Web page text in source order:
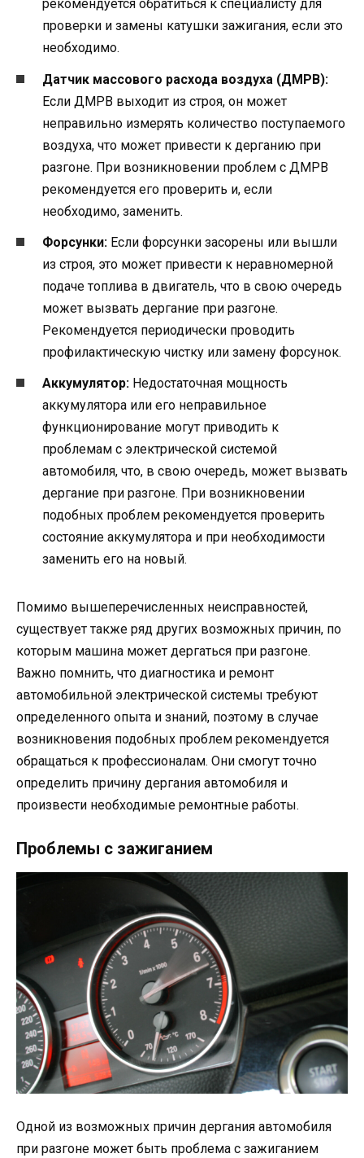
рекомендуется обратиться к специалисту для
проверки и замены катушки зажигания, если это
необходимо.
Датчик массового расхода воздуха (ДМРВ):
Если ДМРВ выходит из строя, он может
неправильно измерять количество поступаемого
воздуха, что может привести к дерганию при
разгоне. При возникновении проблем с ДМРВ
рекомендуется его проверить и, если
необходимо, заменить.
Форсунки: Если форсунки засорены или вышли
из строя, это может привести к неравномерной
подаче топлива в двигатель, что в свою очередь
может вызвать дергание при разгоне.
Рекомендуется периодически проводить
профилактическую чистку или замену форсунок.
Аккумулятор: Недостаточная мощность
аккумулятора или его неправильное
функционирование могут приводить к
проблемам с электрической системой
автомобиля, что, в свою очередь, может вызвать
дергание при разгоне. При возникновении
подобных проблем рекомендуется проверить
состояние аккумулятора и при необходимости
заменить его на новый.
Помимо вышеперечисленных неисправностей,
существует также ряд других возможных причин, по
которым машина может дергаться при разгоне.
Важно помнить, что диагностика и ремонт
автомобильной электрической системы требуют
определенного опыта и знаний, поэтому в случае
возникновения подобных проблем рекомендуется
обращаться к профессионалам. Они смогут точно
определить причину дергания автомобиля и
произвести необходимые ремонтные работы.
Проблемы с зажиганием
Одной из возможных причин дергания автомобиля
при разгоне может быть проблема с зажиганием